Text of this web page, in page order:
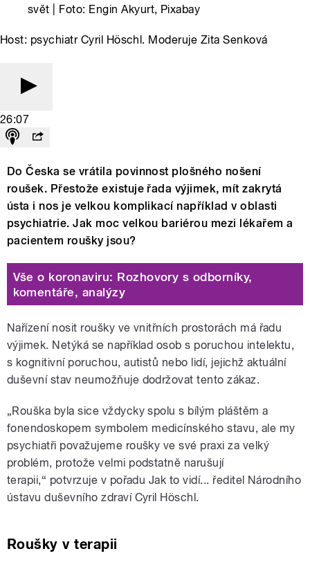
svět | Foto: Engin Akyurt, Pixabay
Host: psychiatr Cyril Höschl. Moderuje Zita Senková
26:07
Do Česka se vrátila povinnost plošného nošení
roušek. Přestože existuje řada výjimek, mít zakrytá
ústa i nos je velkou komplikací například v oblasti
psychiatrie. Jak moc velkou bariérou mezi lékařem a
pacientem roušky jsou?
Vše o koronaviru: Rozhovory s odborníky,
komentáře, analýzy
Nařízení nosit roušky ve vnitřních prostorách má řadu
výjimek. Netýká se například osob s poruchou intelektu,
s kognitivní poruchou, autistů nebo lidí, jejichž aktuální
duševní stav neumožňuje dodržovat tento zákaz.
„Rouška byla sice vždycky spolu s bílým pláštěm a
fonendoskopem symbolem medicínského stavu, ale my
psychiatři považujeme roušky ve své praxi za velký
problém, protože velmi podstatně narušují
terapii,“ potvrzuje v pořadu Jak to vidí... ředitel Národního
ústavu duševního zdraví Cyril Höschl.
Roušky v terapii